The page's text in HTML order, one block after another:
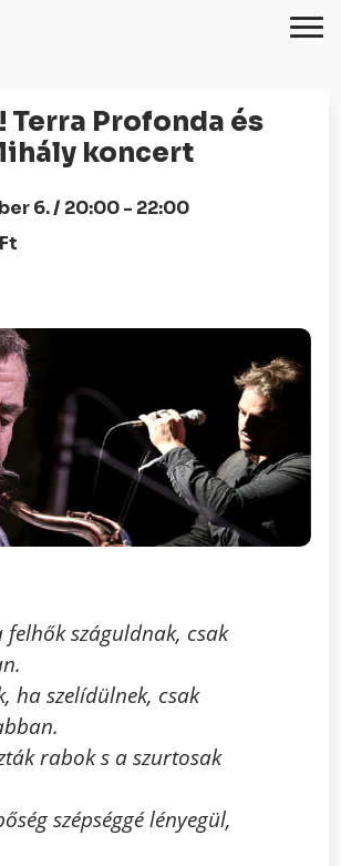
koncert
6. / 20:00 - 22:00
felhők száguldnak, csak
ha szelídülnek, csak
rabok s a szurtosak
szépséggé lényegül,